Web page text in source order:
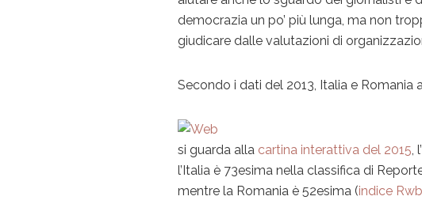
democrazia un po’ più lunga, ma non
giudicare dalle valutazioni di
Secondo i dati del 2013, Italia e Romania
si guarda alla cartina interattiva del 2015,
l’Italia è 73esima nella classifica di
mentre la Romania è 52esima (indice